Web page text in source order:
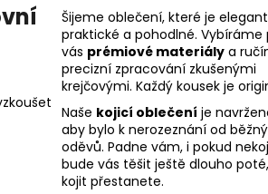
Šijeme oblečení, které je
praktické a pohodlné. Vybíráme
vás prémiové materiály a
precizní zpracování zkušenými
krejčovými. Každý kousek je
Naše kojicí oblečení je
aby bylo k nerozeznání od
oděvů. Padne vám, i pokud
bude vás těšit ještě dlouho
kojit přestanete.